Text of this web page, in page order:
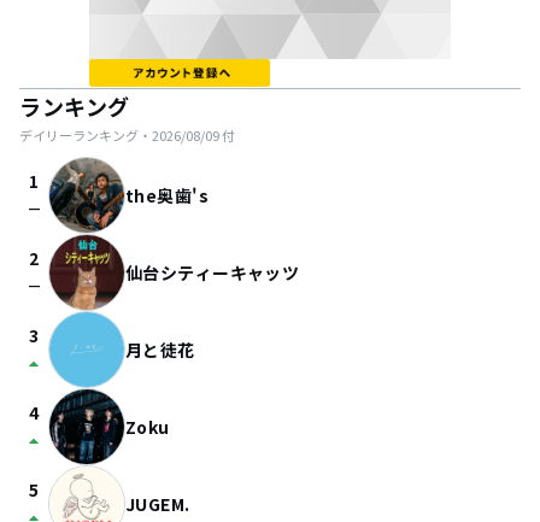
ランキング
デイリーランキング・ 2026/08/09付
1
check_indeterminate_small the奥歯's
2
check_indeterminate_small 仙台シティーキャッツ
3
arrow_drop_up 月と徒花
4
arrow_drop_up Zoku
5
JUGEM.